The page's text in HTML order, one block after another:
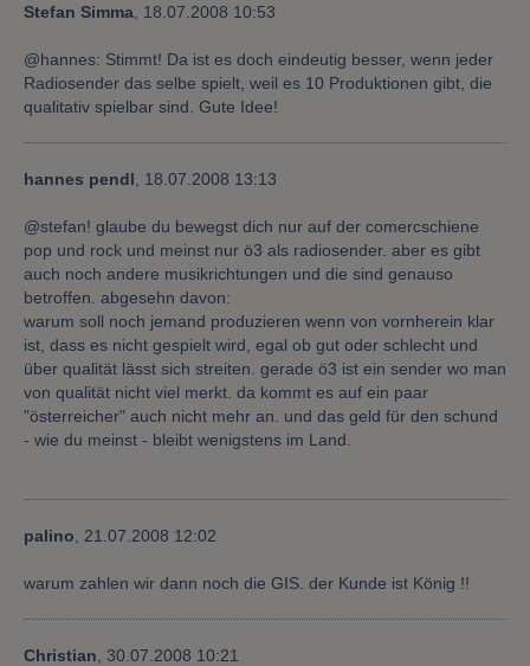
Stefan Simma 18.07.2008 10:53
@hannes: Stimmt! Da ist es doch eindeutig besser, wenn jeder
Radiosender das selbe spielt, weil es 10 Produktionen gibt, die
qualitativ spielbar sind. Gute Idee!
hannes pendl 18.07.2008 13:13
@stefan! glaube du bewegst dich nur auf der comercschiene
pop und rock und meinst nur ö3 als radiosender. aber es gibt
auch noch andere musikrichtungen und die sind genauso
betroffen. abgesehn davon:
warum soll noch jemand produzieren wenn von vornherein klar
ist, dass es nicht gespielt wird, egal ob gut oder schlecht und
über qualität lässt sich streiten. gerade ö3 ist ein sender wo man
von qualität nicht viel merkt. da kommt es auf ein paar
"österreicher" auch nicht mehr an. und das geld für den schund
- wie du meinst - bleibt wenigstens im Land.
palino 21.07.2008 12:02
warum zahlen wir dann noch die GIS. der Kunde ist König !!
Christian 30.07.2008 10:21